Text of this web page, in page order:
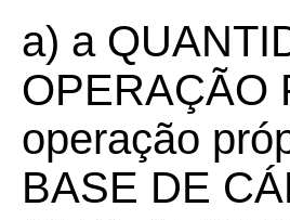
a) a
OPERAÇÃO
operação
BASE DE